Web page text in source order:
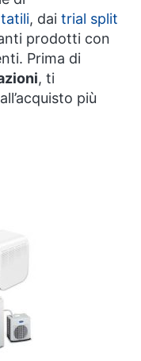
, dai trial split
prodotti con
Prima di
, ti
più